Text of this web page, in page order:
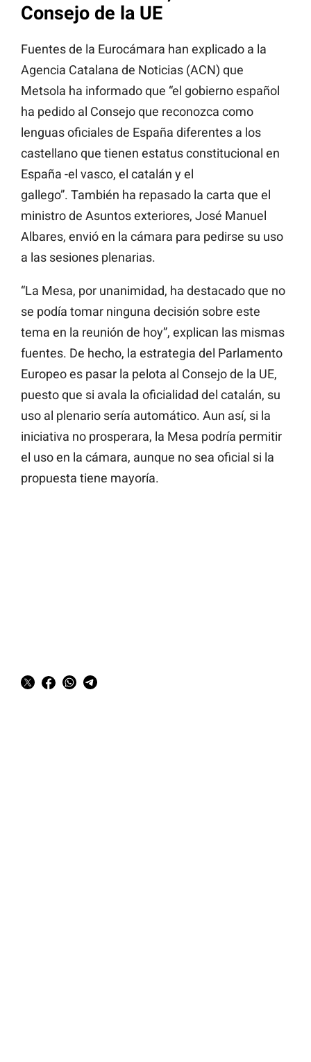
Consejo de la UE
Fuentes de la Eurocámara han explicado a la
Agencia Catalana de Noticias (ACN) que
Metsola ha informado que “el gobierno español
ha pedido al Consejo que reconozca como
lenguas oficiales de España diferentes a los
castellano que tienen estatus constitucional en
España -el vasco, el catalán y el
gallego”. También ha repasado la carta que el
ministro de Asuntos exteriores, José Manuel
Albares, envió en la cámara para pedirse su uso
a las sesiones plenarias.
“La Mesa, por unanimidad, ha destacado que no
se podía tomar ninguna decisión sobre este
tema en la reunión de hoy”, explican las mismas
fuentes. De hecho, la estrategia del Parlamento
Europeo es pasar la pelota al Consejo de la UE,
puesto que si avala la oficialidad del catalán, su
uso al plenario sería automático. Aun así, si la
iniciativa no prosperara, la Mesa podría permitir
el uso en la cámara, aunque no sea oficial si la
propuesta tiene mayoría.